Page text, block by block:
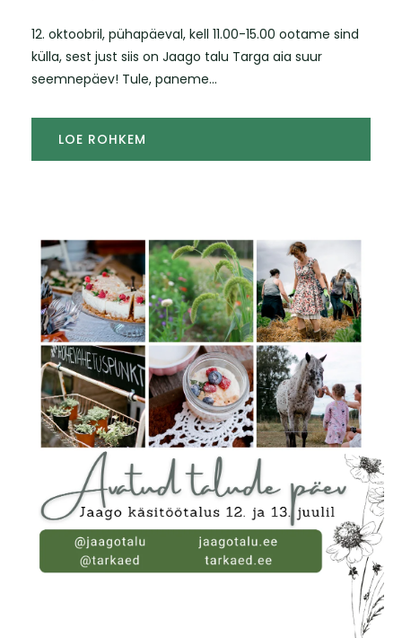
12. oktoobril, pühapäeval, kell 11.00-15.00 ootame sind
külla, sest just siis on Jaago talu Targa aia suur
seemnepäev! Tule, paneme...
LOE ROHKEM